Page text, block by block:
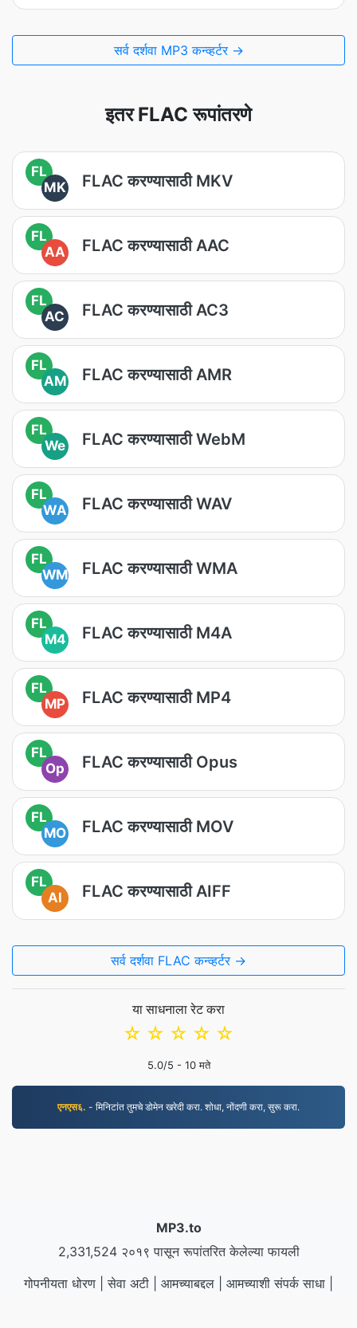
सर्व दर्शवा MP3 कन्व्हर्टर →
इतर FLAC रूपांतरणे
FL
MK
FLAC करण्यासाठी MKV
FL
AA
FLAC करण्यासाठी AAC
FL
AC
FLAC करण्यासाठी AC3
FL
AM
FLAC करण्यासाठी AMR
FL
We
FLAC करण्यासाठी WebM
FL
WA
FLAC करण्यासाठी WAV
FL
WM
FLAC करण्यासाठी WMA
FL
M4
FLAC करण्यासाठी M4A
FL
MP
FLAC करण्यासाठी MP4
FL
Op
FLAC करण्यासाठी Opus
FL
MO
FLAC करण्यासाठी MOV
FL
AI
FLAC करण्यासाठी AIFF
सर्व दर्शवा FLAC कन्व्हर्टर →
या साधनाला रेट करा
☆
☆
☆
☆
☆
5.0/5 - 10मते
एनएस६. - मिनिटांत तुमचे डोमेन खरेदी करा. शोधा, नोंदणी करा, सुरू करा.
MP3.to
2,331,524 २०१९ पासून रूपांतरित केलेल्या फायली
गोपनीयता धोरण |सेवा अटी आमच्याबद्दल आमच्याशी संपर्क साधा